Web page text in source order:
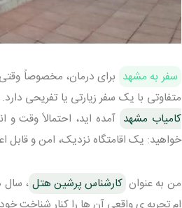
سفر به مشهد برای درمان، مخصوصاً
متفاوتی با یک سفر زیارتی یا تفریحی
کامیاب مشهد آمده اید، احتمالاً
خواهید: یک اقامتگاه نزدیک، امن و قابل
من به عنوان کارشناس پرشین هتل ، سال